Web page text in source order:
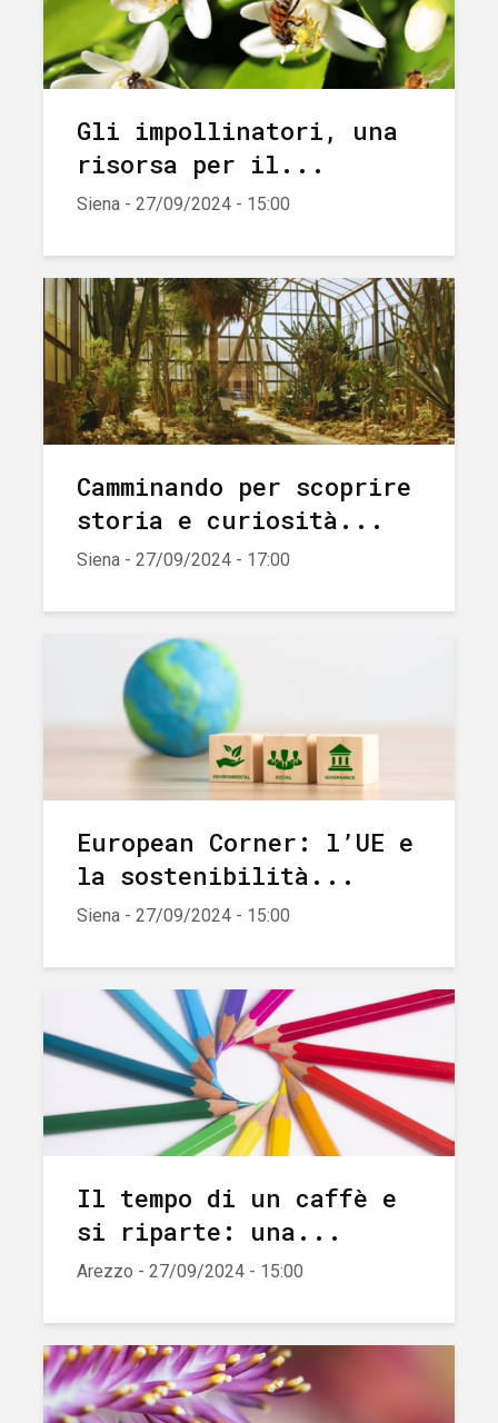
Gli impollinatori, una
risorsa per il...
Siena - 27/09/2024 - 15:00
Camminando per scoprire
storia e curiosità...
Siena - 27/09/2024 - 17:00
European Corner: l’UE e
la sostenibilità...
Siena - 27/09/2024 - 15:00
Il tempo di un caffè e
si riparte: una...
Arezzo - 27/09/2024 - 15:00